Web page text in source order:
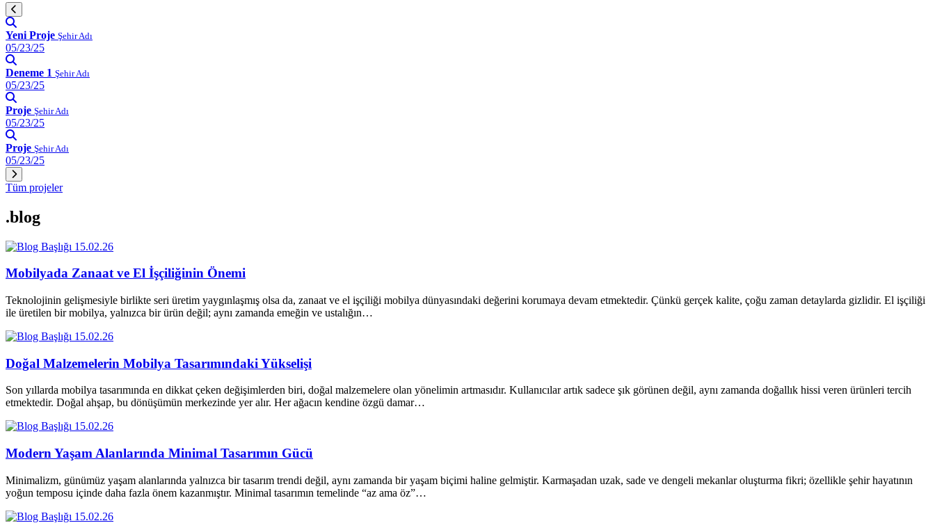
Yeni Proje Şehir Adı
05/23/25
Deneme 1 Şehir Adı
05/23/25
Proje Şehir Adı
05/23/25
Proje Şehir Adı
05/23/25
Tüm projeler
.blog
15.02.26
Mobilyada Zanaat ve El İşçiliğinin Önemi
Teknolojinin gelişmesiyle birlikte seri üretim yaygınlaşmış olsa da, zanaat ve el işçiliği mobilya dünyasındaki değerini korumaya devam etmektedir. Çünkü gerçek kalite, çoğu zaman detaylarda gizlidir. El işçiliği
ile üretilen bir mobilya, yalnızca bir ürün değil; aynı zamanda emeğin ve ustalığın…
15.02.26
Doğal Malzemelerin Mobilya Tasarımındaki Yükselişi
Son yıllarda mobilya tasarımında en dikkat çeken değişimlerden biri, doğal malzemelere olan yönelimin artmasıdır. Kullanıcılar artık sadece şık görünen değil, aynı zamanda doğallık hissi veren ürünleri tercih
etmektedir. Doğal ahşap, bu dönüşümün merkezinde yer alır. Her ağacın kendine özgü damar…
15.02.26
Modern Yaşam Alanlarında Minimal Tasarımın Gücü
Minimalizm, günümüz yaşam alanlarında yalnızca bir tasarım trendi değil, aynı zamanda bir yaşam biçimi haline gelmiştir. Karmaşadan uzak, sade ve dengeli mekanlar oluşturma fikri; özellikle şehir hayatının
yoğun temposu içinde daha fazla önem kazanmıştır. Minimal tasarımın temelinde “az ama öz”…
15.02.26